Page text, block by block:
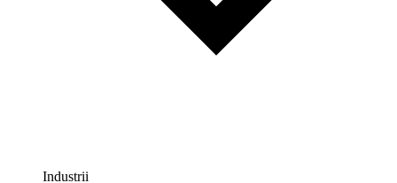
Industrii